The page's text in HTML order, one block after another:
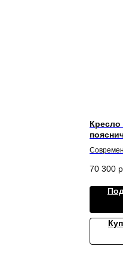
Кресло
белый)
движения
70 300